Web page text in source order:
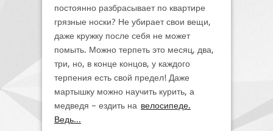
постоянно разбрасывает по квартире
грязные носки? Не убирает свои вещи,
даже кружку после себя не может
помыть. Можно терпеть это месяц, два,
три, но, в конце концов, у каждого
терпения есть свой предел! Даже
мартышку можно научить курить, а
медведя – ездить на велосипеде.
Ведь...